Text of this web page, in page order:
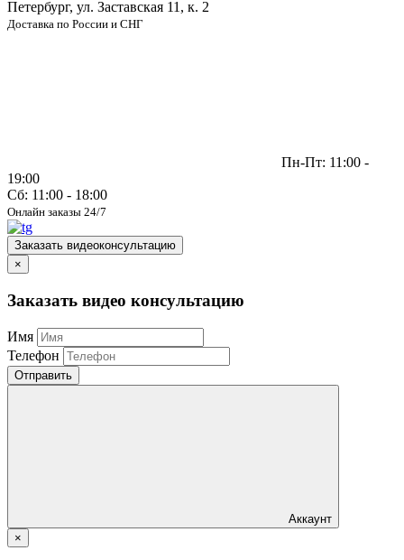
Петербург, ул. Заставская 11, к. 2
Доставка по России и СНГ
Пн-Пт: 11:00 -
19:00
Сб: 11:00 - 18:00
Онлайн заказы 24/7
Заказать видеоконсультацию
×
Заказать видео консультацию
Имя
Телефон
Отправить
Аккаунт
×